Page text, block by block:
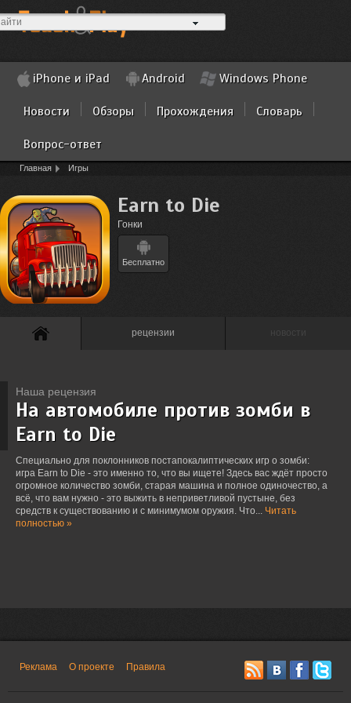
iPhone и iPad Android Windows Phone
Новости Обзоры Прохождения Словарь
Вопрос-ответ
Главная Игры
Earn to Die
Гонки
Бесплатно
рецензии новости
Наша рецензия
На автомобиле против зомби в
Earn to Die
Специально для поклонников постапокалиптических игр о зомби:
игра Earn to Die - это именно то, что вы ищете! Здесь вас ждёт просто
огромное количество зомби, старая машина и полное одиночество, а
всё, что вам нужно - это выжить в неприветливой пустыне, без
средств к существованию и с минимумом оружия. Что... Читать
полностью »
Реклама О проекте Правила